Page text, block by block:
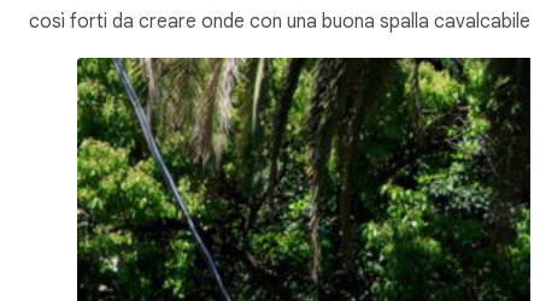
così forti da creare onde con una buona spalla cavalcabile.